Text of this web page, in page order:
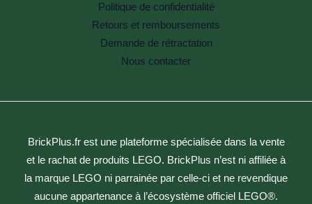
Politique de confidentialité
Retours et remboursements
Demande de rétractation
Nous contacter
BrickPlus.fr est une plateforme spécialisée dans la vente
et le rachat de produits LEGO. BrickPlus n’est ni affiliée à
la marque LEGO ni parrainée par celle-ci et ne revendique
aucune appartenance à l’écosystème officiel LEGO®.